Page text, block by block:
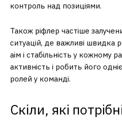
контроль над позиціями.
Також ріфлер частіше
ситуацій, де важливі швидка
аім і стабільність у кожному
активність і робить його
ролей у команді.
Скіли, які